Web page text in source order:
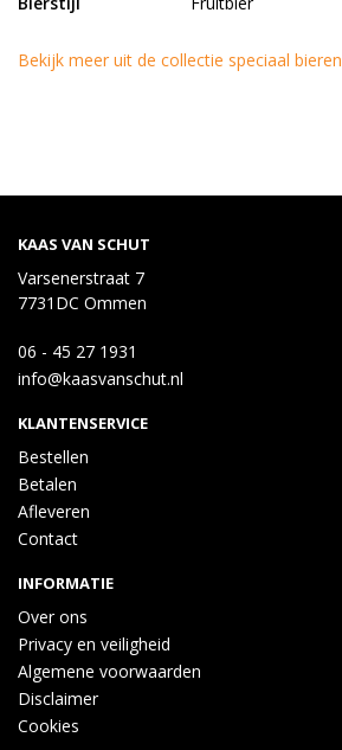
Bekijk meer uit de collectie speciaal bieren
KAAS VAN SCHUT
Varsenerstraat 7
7731DC Ommen
06 - 45 27 1931
info@kaasvanschut.nl
KLANTENSERVICE
Bestellen
Betalen
Afleveren
Contact
INFORMATIE
Over ons
Privacy en veiligheid
Algemene voorwaarden
Disclaimer
Cookies